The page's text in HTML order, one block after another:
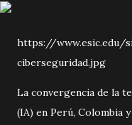
https://www.esic.edu/
ciberseguridad.jpg
La convergencia de la
(IA) en Perú, Colombia